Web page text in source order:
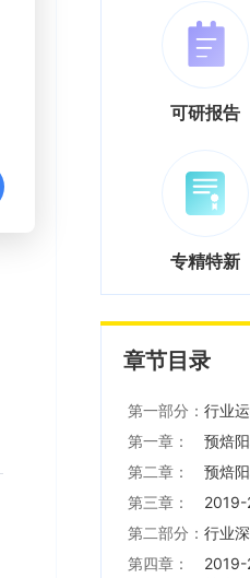
可研报告
专精特新
章节目录
第一部分： 行业
第一章：
预焙
第二章：
预焙
第三章：
2019-
第二部分： 行业
第四章：
2019-